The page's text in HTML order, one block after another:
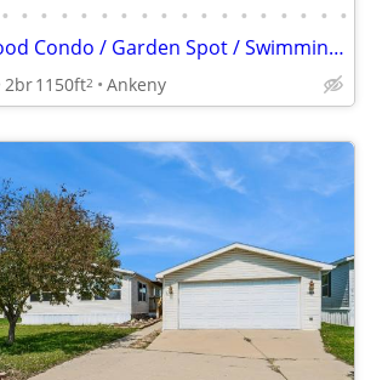
• • • • • • • • • • • • • • • • • •
Maplewood Condo / Garden Spot / Swimming Pool / Hot Tub / Nature Paths
2br1150ft2 Ankeny